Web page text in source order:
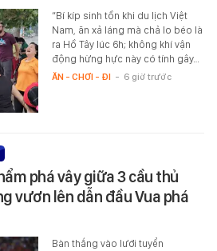
“Bí kíp sinh tồn khi du lịch Việt
Nam, ăn xả láng mà chả lo béo là
ra Hồ Tây lúc 6h; không khí vận
động hừng hực này có tính gây…
ĂN - CHƠI - ĐI - 6 giờ trước
phá vây giữa 3 cầu thủ
vươn lên dẫn đầu Vua phá
Bàn thắng vào lưới tuyển